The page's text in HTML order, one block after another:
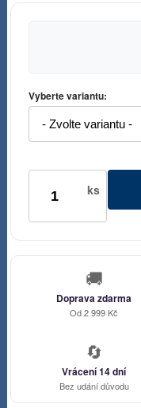
Vyberte variantu:
ks
🚚
Doprava zdarma
Od 2 999 Kč
🔄
Vrácení 14 dní
Bez udání důvodu